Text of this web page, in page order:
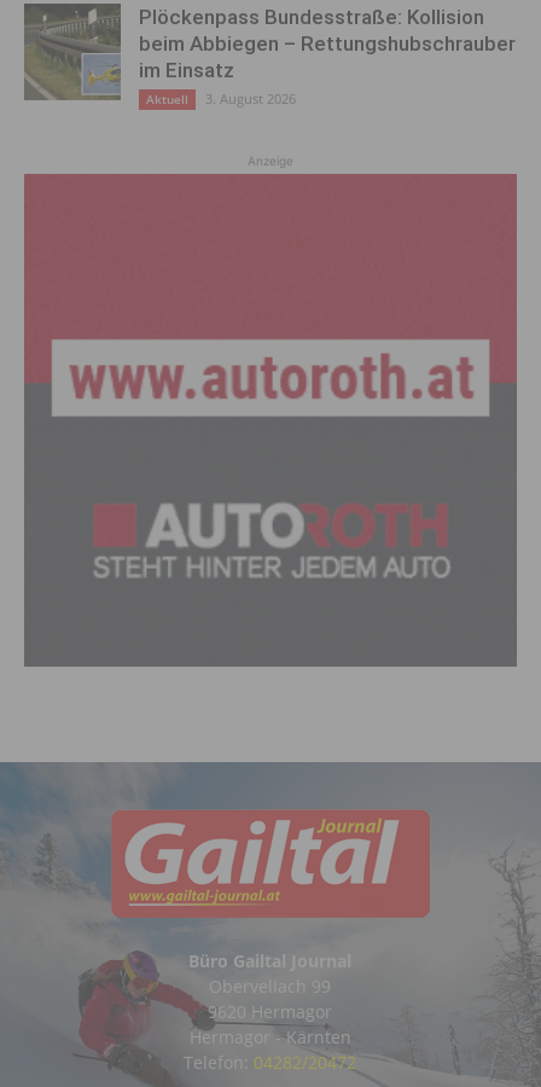
Plöckenpass Bundesstraße: Kollision
beim Abbiegen – Rettungshubschrauber
im Einsatz
Aktuell 3. August 2026
Anzeige
Büro Gailtal Journal
Obervellach 99
9620 Hermagor
Hermagor - Kärnten
Telefon: 04282/20472